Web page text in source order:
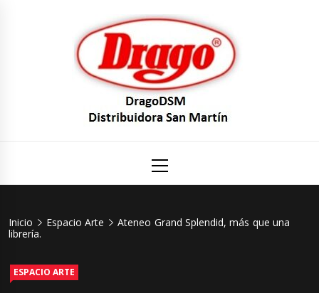
San
principal
Inicio Espacio Arte
Ateneo Grand Splendid, más que una
librería.
ESPACIO ARTE